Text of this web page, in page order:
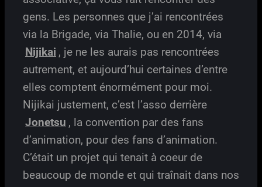
gens. Les personnes que j’ai rencontrées
via la Brigade, via Thalie, ou en 2014, via
Nijikai , je ne les aurais pas rencontrées
autrement, et aujourd’hui certaines d’entre
elles comptent énormément pour moi.
Nijikai justement, c’est l’asso derrière
Jonetsu , la convention par des fans
d’animation, pour des fans d’animation.
C’était un projet qui tenait à coeur de
beaucoup de monde et qui traînait dans nos